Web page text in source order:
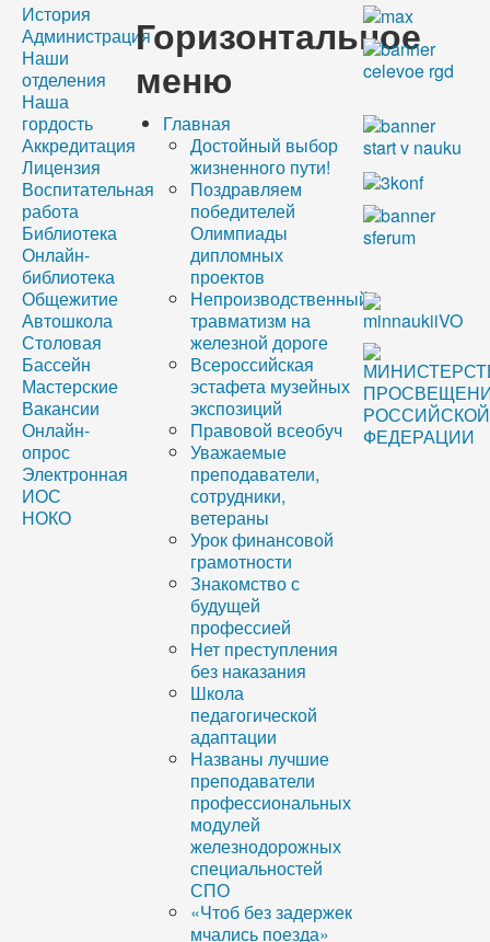
История
Администрация
Наши
отделения
Наша
гордость
Аккредитация
Лицензия
Воспитательная
работа
Библиотека
Онлайн-
библиотека
Общежитие
Автошкола
Столовая
Бассейн
Мастерские
Вакансии
Онлайн-
опрос
Электронная
ИОС
НОКО
Горизонтальное
меню
Главная
Достойный выбор
жизненного пути!
Поздравляем
победителей
Олимпиады
дипломных
проектов
Непроизводственный
травматизм на
железной дороге
Всероссийская
эстафета музейных
экспозиций
Правовой всеобуч
Уважаемые
преподаватели,
сотрудники,
ветераны
Урок финансовой
грамотности
Знакомство с
будущей
профессией
Нет преступления
без наказания
Школа
педагогической
адаптации
Названы лучшие
преподаватели
профессиональных
модулей
железнодорожных
специальностей
СПО
«Чтоб без задержек
мчались поезда»